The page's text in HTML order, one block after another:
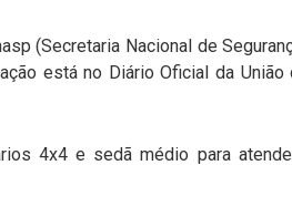
(Secretaria Nacional de
está no Diário Oficial da
4x4 e sedã médio para